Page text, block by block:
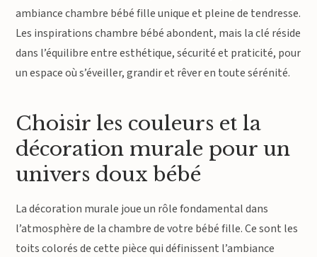
ambiance chambre bébé fille unique et pleine de tendresse.
Les inspirations chambre bébé abondent, mais la clé réside
dans l’équilibre entre esthétique, sécurité et praticité, pour
un espace où s’éveiller, grandir et rêver en toute sérénité.
Choisir les couleurs et la
décoration murale pour un
univers doux bébé
La décoration murale joue un rôle fondamental dans
l’atmosphère de la chambre de votre bébé fille. Ce sont les
toits colorés de cette pièce qui définissent l’ambiance